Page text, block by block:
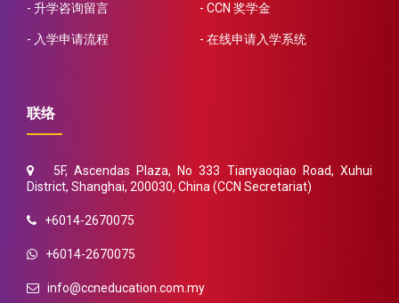
升学咨询留言 CCN 奖学金
入学申请流程 在线申请入学系统
联络
5F, Ascendas Plaza, No 333 Tianyaoqiao Road, Xuhui
District, Shanghai, 200030, China (CCN Secretariat)
+6014-2670075
+6014-2670075
info@ccneducation.com.my